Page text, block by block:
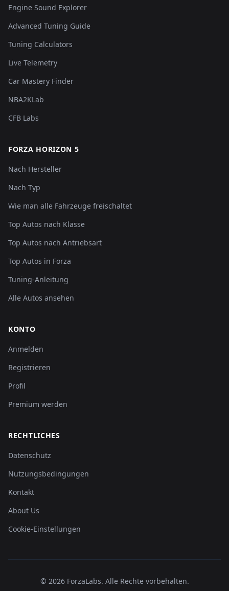
Engine Sound Explorer
Advanced Tuning Guide
Tuning Calculators
Live Telemetry
Car Mastery Finder
NBA2KLab
CFB Labs
FORZA HORIZON 5
Nach Hersteller
Nach Typ
Wie man alle Fahrzeuge freischaltet
Top Autos nach Klasse
Top Autos nach Antriebsart
Top Autos in Forza
Tuning-Anleitung
Alle Autos ansehen
KONTO
Anmelden
Registrieren
Profil
Premium werden
RECHTLICHES
Datenschutz
Nutzungsbedingungen
Kontakt
About Us
Cookie-Einstellungen
© 2026 ForzaLabs. Alle Rechte vorbehalten.